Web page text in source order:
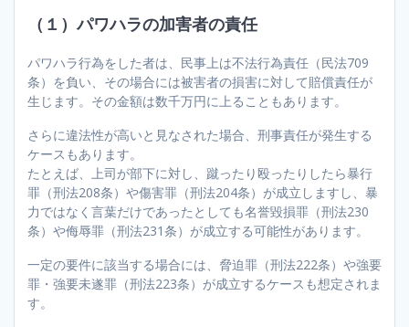
（１）パワハラの加害者の責任
パワハラ行為をした者は、民事上は不法行為責任（民法709
条）を負い、その場合には被害者の損害に対して賠償責任が
生じます。その金額は数千万円に上ることもあります。
さらに違法性が高いと見なされた場合、刑事責任が発生する
ケースもあります。
たとえば、上司が部下に対し、蹴ったり殴ったりしたら暴行
罪（刑法208条）や傷害罪（刑法204条）が成立しますし、暴
力ではなく言葉だけであったとしても名誉毀損罪（刑法230
条）や侮辱罪（刑法231条）が成立する可能性があります。
一定の要件に該当する場合には、脅迫罪（刑法222条）や強要
罪・強要未遂罪（刑法223条）が成立するケースも想定されま
す。